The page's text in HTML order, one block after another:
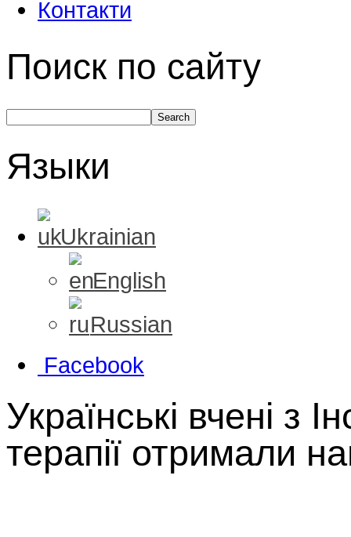
Контакти
Поиск по сайту
Языки
Ukrainian
English
Russian
Facebook
Українські вчені з
терапії отримали